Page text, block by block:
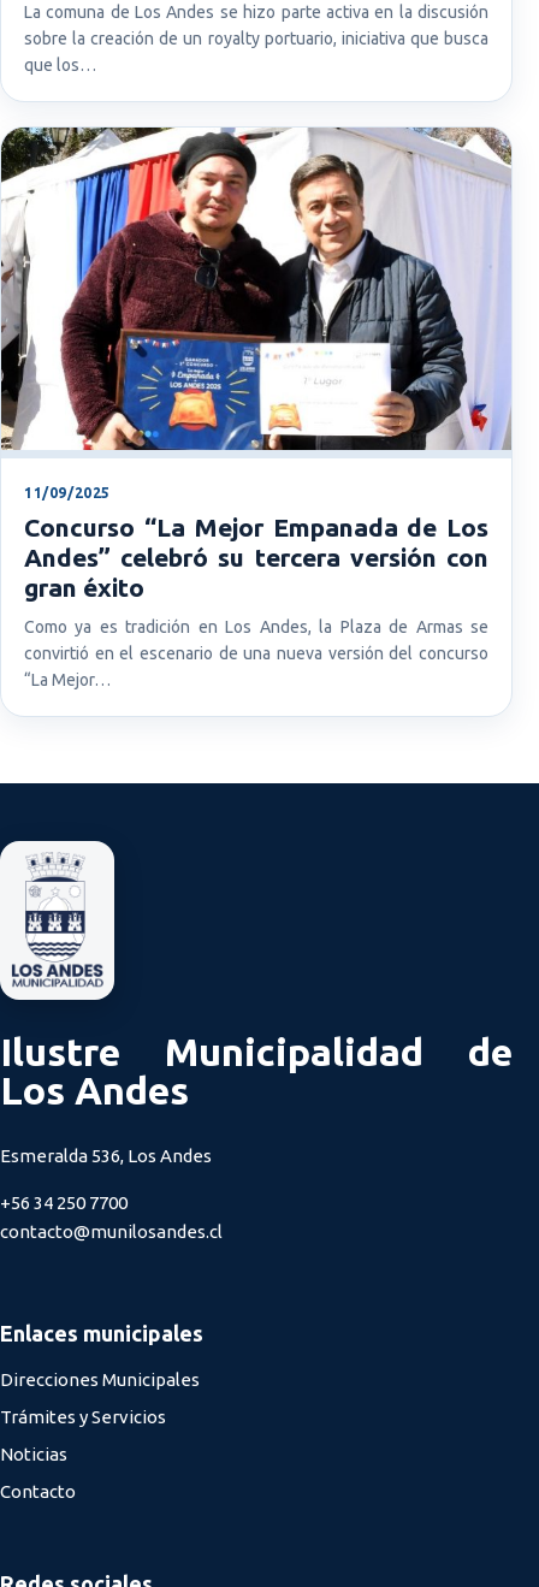
La comuna de Los Andes se hizo parte activa en la discusión
sobre la creación de un royalty portuario, iniciativa que busca
que los…
11/09/2025
Concurso “La Mejor Empanada de Los
Andes” celebró su tercera versión con
gran éxito
Como ya es tradición en Los Andes, la Plaza de Armas se
convirtió en el escenario de una nueva versión del concurso
“La Mejor…
Ilustre Municipalidad de
Los Andes
Esmeralda 536, Los Andes
+56 34 250 7700
contacto@munilosandes.cl
Enlaces municipales
Direcciones Municipales
Trámites y Servicios
Noticias
Contacto